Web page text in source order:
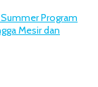
Program
Mesir dan